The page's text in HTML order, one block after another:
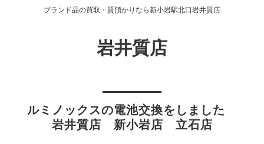
ブランド品の買取・質預かりなら新小岩駅北口岩井質店
岩井質店
ルミノックスの電池交換をしました
岩井質店 新小岩店 立石店